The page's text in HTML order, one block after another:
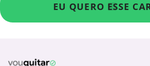
EU QUERO ESSE